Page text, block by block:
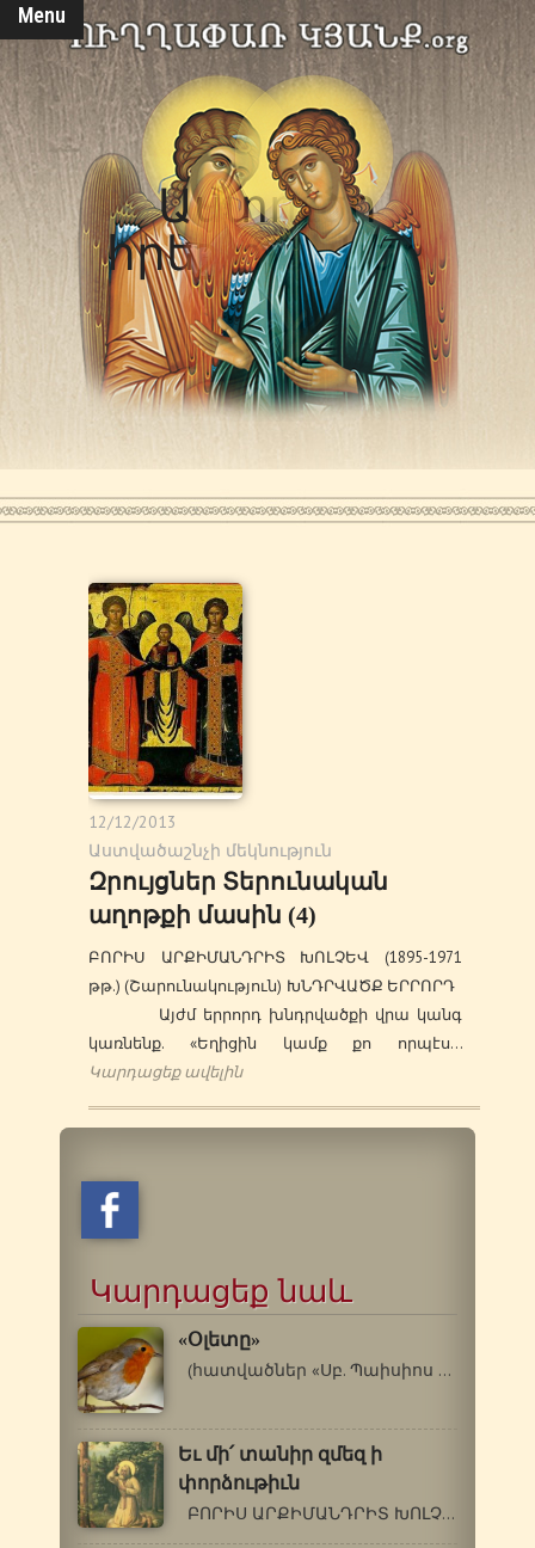
Menu
Աստուծո
հրեշտակներ
12/12/2013
Աստվածաշնչի մեկնություն
Զրույցներ Տերունական
աղոթքի մասին (4)
ԲՈՐԻՍ ԱՐՔԻՄԱՆԴՐԻՏ ԽՈԼՉԵՎ (1895-1971
թթ.) (Շարունակություն) ԽՆԴՐՎԱԾՔ ԵՐՐՈՐԴ
Այժմ երրորդ խնդրվածքի վրա կանգ
կառնենք. «Եղիցին կամք քո որպէս…
Կարդացեք ավելին
Կարդացեք նաև
«Օլետը»
(հատվածներ «Սբ. Պաիսիոս Աթոսացու…
Եւ մի՛ տանիր զմեզ ի
փորձութիւն
ԲՈՐԻՍ ԱՐՔԻՄԱՆԴՐԻՏ ԽՈԼՉԵՎ (1895-1971թթ.)…